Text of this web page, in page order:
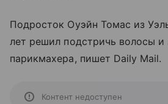
Подросток Оуэйн Томас из
лет решил подстричь волосы и
парикмахера, пишет Daily Mail.
Контент недоступен